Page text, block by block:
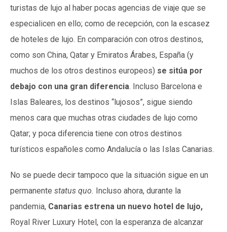
turistas de lujo al haber pocas agencias de viaje que se
especialicen en ello; como de recepción, con la escasez
de hoteles de lujo. En comparación con otros destinos,
como son China, Qatar y Emiratos Árabes, España (y
muchos de los otros destinos europeos) se sitúa por
debajo con una gran diferencia. Incluso Barcelona e
Islas Baleares, los destinos “lujosos”, sigue siendo
menos cara que muchas otras ciudades de lujo como
Qatar; y poca diferencia tiene con otros destinos
turísticos españoles como Andalucía o las Islas Canarias.
No se puede decir tampoco que la situación sigue en un
permanente status quo. Incluso ahora, durante la
pandemia, Canarias estrena un nuevo hotel de lujo,
Royal River Luxury Hotel, con la esperanza de alcanzar